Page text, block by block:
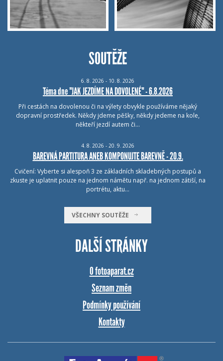
SOUTĚŽE
6. 8. 2026 - 10. 8. 2026
Téma dne "JAK JEZDÍME NA DOVOLENÉ" - 6.8.2026
Při cestách na dovolenou či na výlety obvykle používáme nějaký
dopravní prostředek. Někdy jdeme pěšky, někdy jedeme na kole,
někteří jezdí autem či…
4. 8. 2026 - 20. 9. 2026
BAREVNÁ PARTITURA ANEB KOMPONUJTE BAREVNĚ - 20.9.
Cvičení: Vyberte si alespoň 3 ze základních skladebných postupů a
zkuste je uplatnit pouze na jednom námětu např. na jednom zátiší, na
portrétu, aktu…
VŠECHNY SOUTĚŽE
DALŠÍ STRÁNKY
O fotoaparat.cz
Seznam změn
Podmínky používání
Kontakty